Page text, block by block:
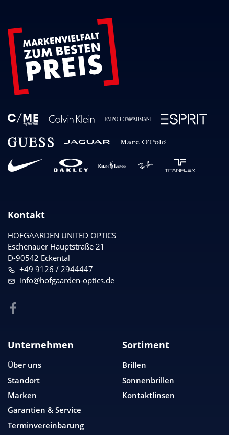
Kontakt
HOFGAARDEN UNITED OPTICS
Eschenauer Hauptstraße 21
D-90542 Eckental
+49 9126 / 2944447
info@hofgaarden-optics.de
Unternehmen
Über uns
Standort
Marken
Garantien & Service
Terminvereinbarung
Sortiment
Brillen
Sonnenbrillen
Kontaktlinsen